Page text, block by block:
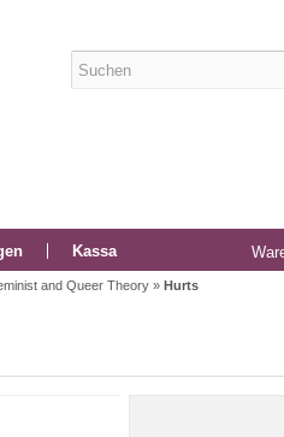
Kassa
and Queer Theory » Hurts